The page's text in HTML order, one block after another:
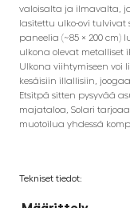
valoisalta ja ilmavalta,
lasitettu ulko-ovi tulvivat
paneelia (~85 × 200
ulkona olevat metalliset
Ulkona viihtymiseen voi
kesäisiin illallisiin,
Etsitpä sitten pysyvää
majataloa, Solari
muotoilua yhdessä
Tekniset tiedot: